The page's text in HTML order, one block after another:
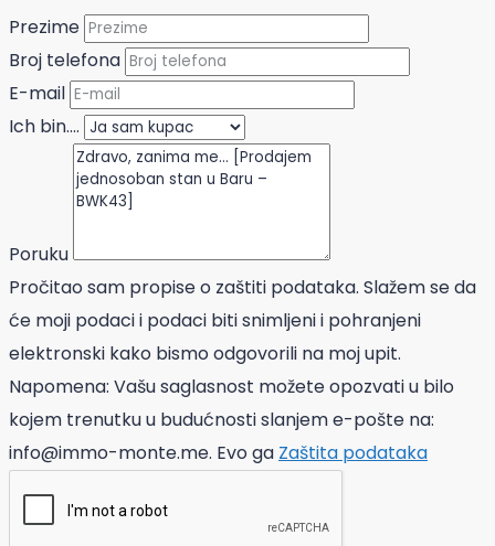
Prezime
Broj telefona
E-mail
Ich bin....
Poruku
Pročitao sam propise o zaštiti podataka. Slažem se da
će moji podaci i podaci biti snimljeni i pohranjeni
elektronski kako bismo odgovorili na moj upit.
Napomena: Vašu saglasnost možete opozvati u bilo
kojem trenutku u budućnosti slanjem e-pošte na:
info@immo-monte.me. Evo ga Zaštita podataka